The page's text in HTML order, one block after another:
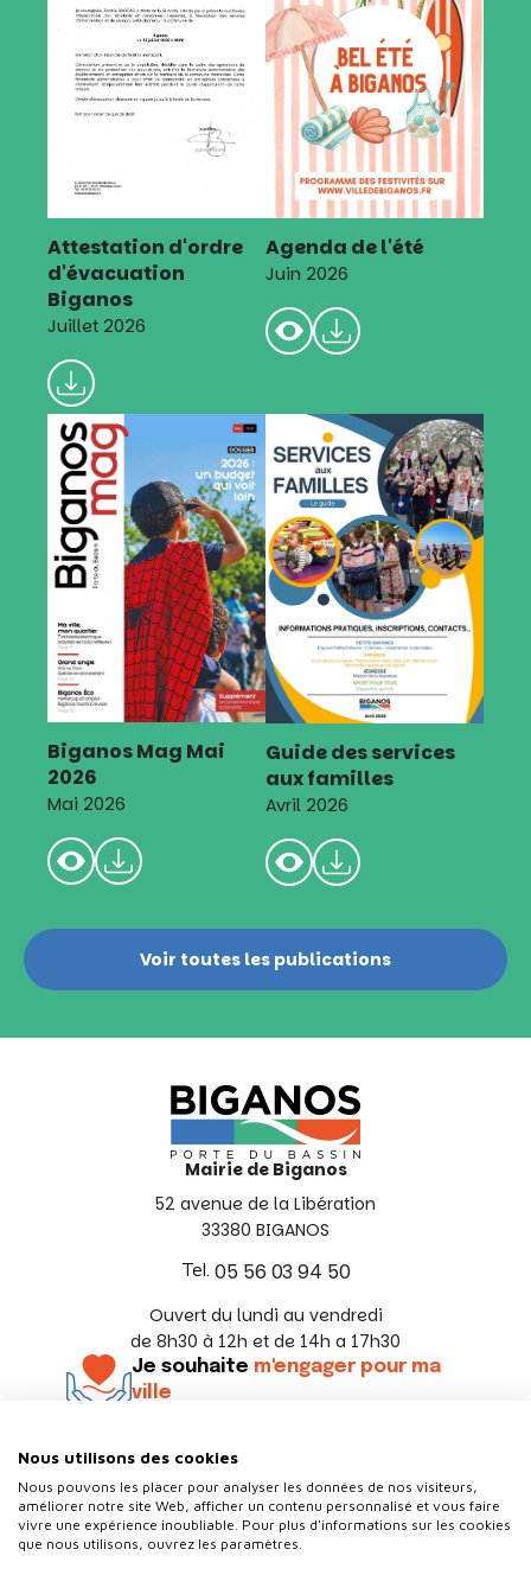
Attestation d'ordre
d'évacuation
Biganos
Juillet 2026
Agenda de l'été
Juin 2026
Biganos Mag Mai
2026
Mai 2026
Guide des services
aux familles
Avril 2026
Voir toutes les publications
Mairie de Biganos
52 avenue de la Libération
33380 BIGANOS
Tel. 05 56 03 94 50
Ouvert du lundi au vendredi
de 8h30 à 12h et de 14h a 17h30
Je souhaite m'engager pour ma
ville
Suivez-nous
Nous utilisons des cookies
Nous pouvons les placer pour analyser les données de nos visiteurs,
améliorer notre site Web, afficher un contenu personnalisé et vous faire
vivre une expérience inoubliable. Pour plus d'informations sur les cookies
que nous utilisons, ouvrez les paramètres.